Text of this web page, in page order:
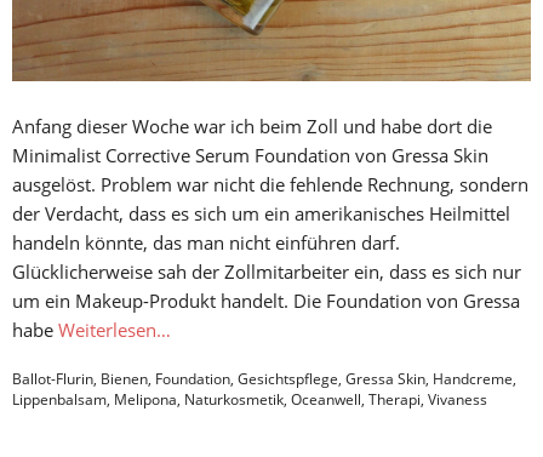
Anfang dieser Woche war ich beim Zoll und habe dort die
Minimalist Corrective Serum Foundation von Gressa Skin
ausgelöst. Problem war nicht die fehlende Rechnung, sondern
der Verdacht, dass es sich um ein amerikanisches Heilmittel
handeln könnte, das man nicht einführen darf.
Glücklicherweise sah der Zollmitarbeiter ein, dass es sich nur
um ein Makeup-Produkt handelt. Die Foundation von Gressa
habe Weiterlesen…
Ballot-Flurin, Bienen, Foundation, Gesichtspflege, Gressa Skin, Handcreme,
Lippenbalsam, Melipona, Naturkosmetik, Oceanwell, Therapi, Vivaness